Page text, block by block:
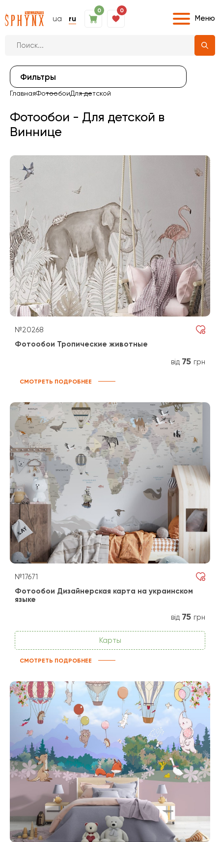
ua ru
0 0
Меню
Фильтры
ГлавнаяФотообоиДля детской
Фотообои - Для детской в
Виннице
№20268
Фотообои Тропические животные
від 75 грн
СМОТРЕТЬ ПОДРОБНЕЕ
№17671
Фотообои Дизайнерская карта на украинском
языке
від 75 грн
Карты
СМОТРЕТЬ ПОДРОБНЕЕ